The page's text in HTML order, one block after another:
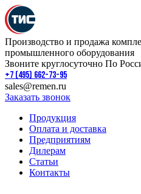
Производство и продажа
промышленного оборудования
Звоните круглосуточно По
+7 (495) 662-73-95
sales@remen.ru
Заказать звонок
Продукция
Оплата и доставка
Предприятиям
Дилерам
Статьи
Контакты